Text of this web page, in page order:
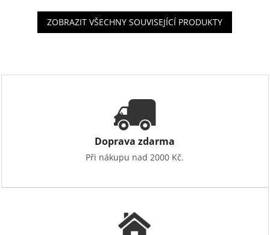
ZOBRAZIT VŠECHNY SOUVISEJÍCÍ PRODUKTY
Doprava zdarma
Při nákupu nad 2000 Kč.